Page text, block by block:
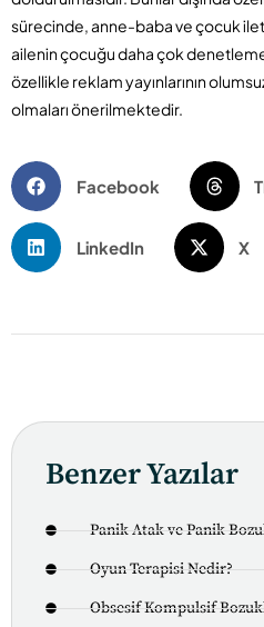
sürecinde, anne-baba ve çocuk
ailenin çocuğu daha çok
özellikle reklam yayınlarının
olmaları önerilmektedir.
Facebook
LinkedIn X
Benzer Yazılar
Panik Atak ve Panik
Oyun Terapisi Nedir?
Obsesif Kompulsif